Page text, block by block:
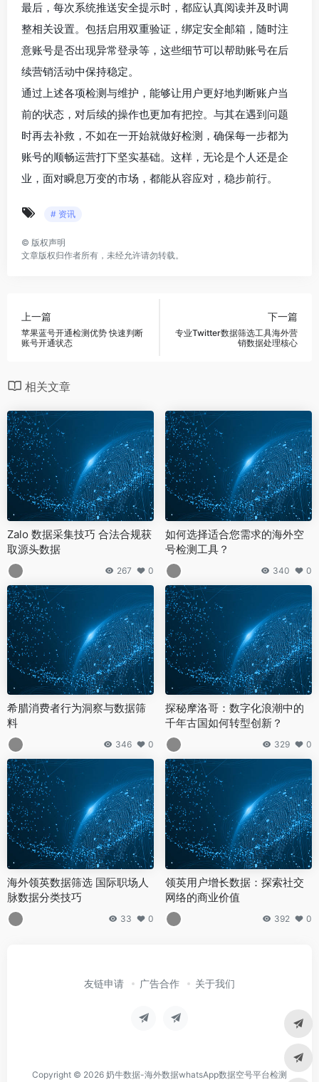
最后，每次系统推送安全提示时，都应认真阅读并及时调
整相关设置。包括启用双重验证，绑定安全邮箱，随时注
意账号是否出现异常登录等，这些细节可以帮助账号在后
续营销活动中保持稳定。
通过上述各项检测与维护，能够让用户更好地判断账户当
前的状态，对后续的操作也更加有把控。与其在遇到问题
时再去补救，不如在一开始就做好检测，确保每一步都为
账号的顺畅运营打下坚实基础。这样，无论是个人还是企
业，面对瞬息万变的市场，都能从容应对，稳步前行。
# 资讯
© 版权声明
文章版权归作者所有，未经允许请勿转载。
上一篇
苹果蓝号开通检测优势 快速判断
账号开通状态
下一篇
专业Twitter数据筛选工具海外营
销数据处理核心
相关文章
Zalo 数据采集技巧 合法合规获
取源头数据
267 0
如何选择适合您需求的海外空
号检测工具？
340 0
希腊消费者行为洞察与数据筛
料
346 0
探秘摩洛哥：数字化浪潮中的
千年古国如何转型创新？
329 0
海外领英数据筛选 国际职场人
脉数据分类技巧
33 0
领英用户增长数据：探索社交
网络的商业价值
392 0
友链申请 广告合作 关于我们
Copyright © 2026 奶牛数据-海外数据whatsApp数据空号平台检测